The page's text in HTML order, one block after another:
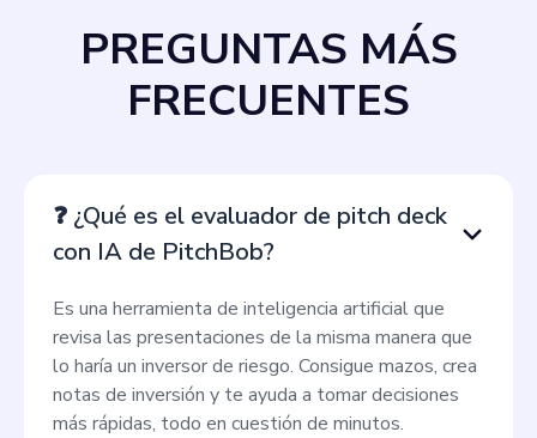
PREGUNTAS MÁS
FRECUENTES
❓ ¿Qué es el evaluador de pitch deck
con IA de PitchBob?
Es una herramienta de inteligencia artificial que
revisa las presentaciones de la misma manera que
lo haría un inversor de riesgo. Consigue mazos, crea
notas de inversión y te ayuda a tomar decisiones
más rápidas, todo en cuestión de minutos.